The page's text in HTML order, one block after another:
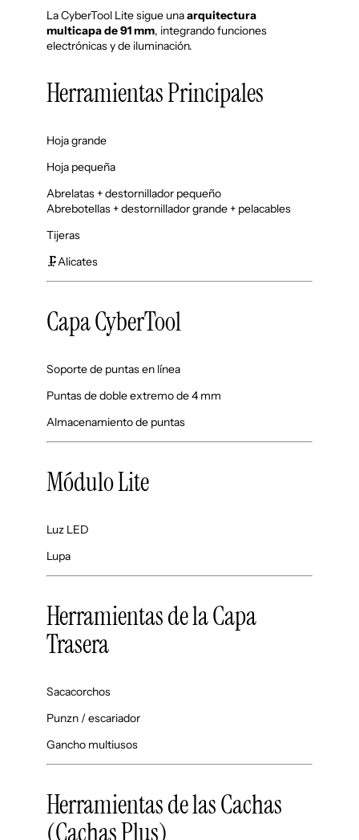
La CyberTool Lite sigue unaarquitectura
multicapa de 91 mm, integrando funciones
electrónicas y de iluminación.
Herramientas Principales
Hoja grande
Hoja pequeña
Abrelatas + destornillador pequeño
Abrebotellas + destornillador grande + pelacables
Tijeras
🗜️Alicates
Capa CyberTool
Soporte de puntas en línea
Puntas de doble extremo de 4 mm
Almacenamiento de puntas
Módulo Lite
Luz LED
Lupa
Herramientas de la Capa
Trasera
Sacacorchos
Punzn / escariador
Gancho multiusos
Herramientas de las Cachas
(Cachas Plus)